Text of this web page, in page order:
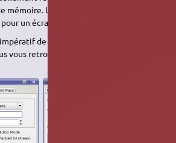
mémoire. Un
un écran d'iPod.
de réduire le nombre de
vous retrouverez avec une image